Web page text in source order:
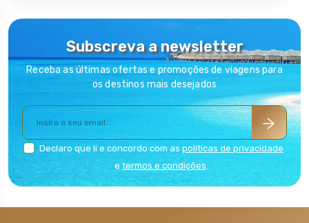
uma viagem que promete ser inesquecível pela famosíssima Route
Subscreva a newsletter
Receba as últimas ofertas e promoções de viagens para
os destinos mais desejados
Declaro que li e concordo com as políticas de privacidade
e termos e condições.